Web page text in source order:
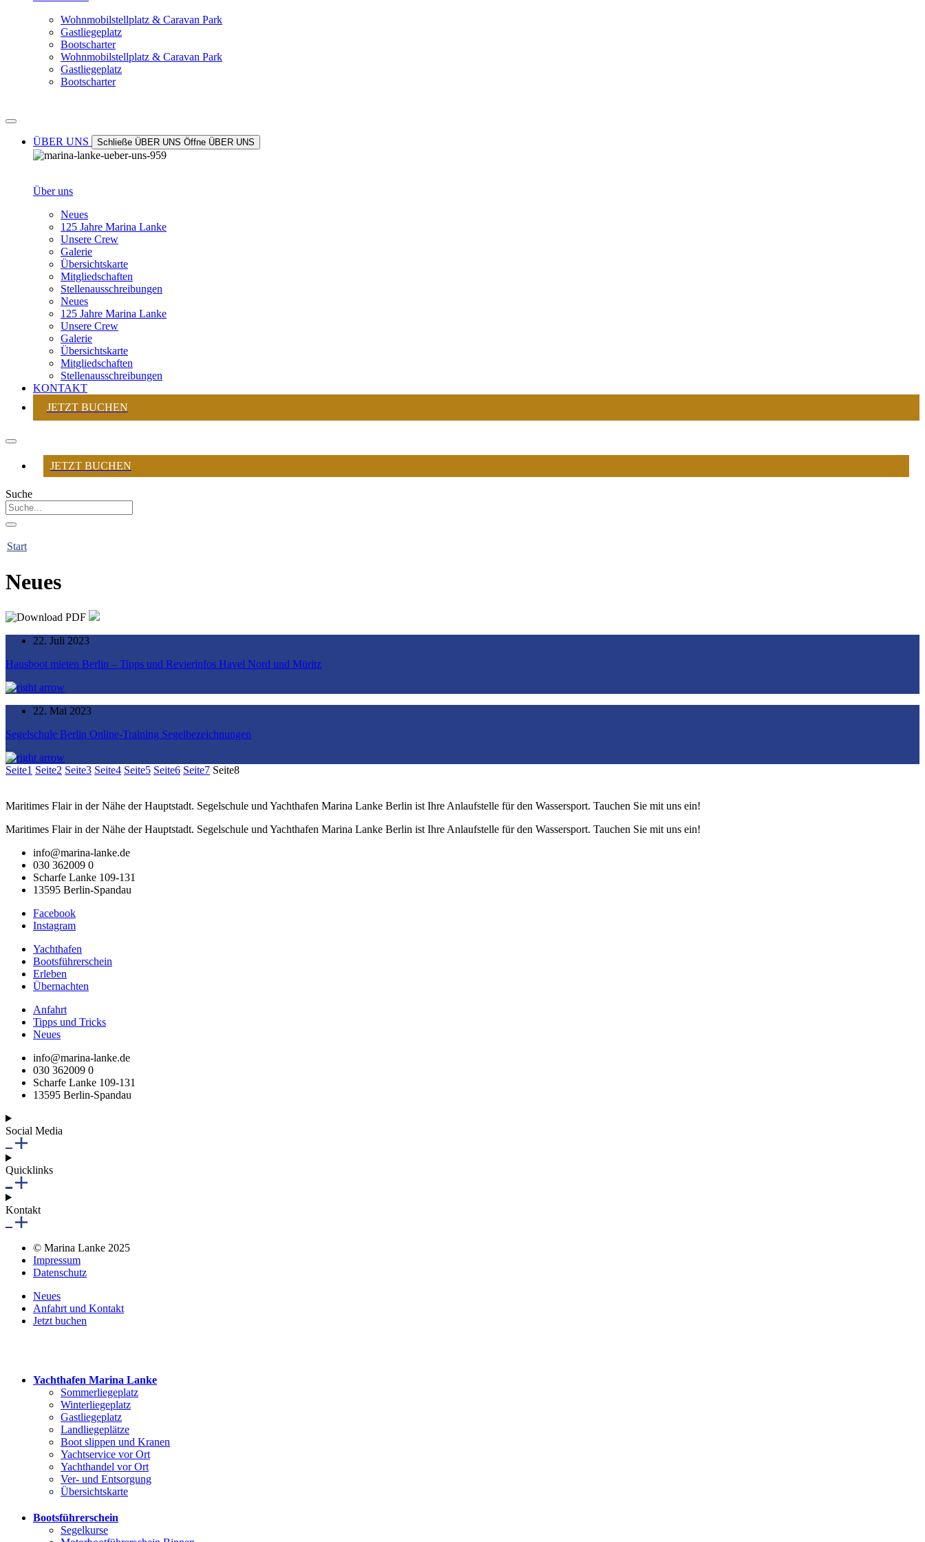
Wohnmobilstellplatz & Caravan Park
Gastliegeplatz
Bootscharter
Wohnmobilstellplatz & Caravan Park
Gastliegeplatz
Bootscharter
ÜBER UNS Schließe ÜBER UNS Öffne ÜBER UNS
Über uns
Neues
125 Jahre Marina Lanke
Unsere Crew
Galerie
Übersichtskarte
Mitgliedschaften
Stellenausschreibungen
Neues
125 Jahre Marina Lanke
Unsere Crew
Galerie
Übersichtskarte
Mitgliedschaften
Stellenausschreibungen
KONTAKT
JETZT BUCHEN
JETZT BUCHEN
Suche
Start
Neues
22. Juli 2023
Hausboot mieten Berlin – Tipps und Revierinfos Havel Nord und Müritz
22. Mai 2023
Segelschule Berlin Online-Training Segelbezeichnungen
Seite1 Seite2 Seite3 Seite4 Seite5 Seite6 Seite7 Seite8
Maritimes Flair in der Nähe der Hauptstadt. Segelschule und Yachthafen Marina Lanke Berlin ist Ihre Anlaufstelle für den Wassersport. Tauchen Sie mit uns ein!
Maritimes Flair in der Nähe der Hauptstadt. Segelschule und Yachthafen Marina Lanke Berlin ist Ihre Anlaufstelle für den Wassersport. Tauchen Sie mit uns ein!
info@marina-lanke.de
030 362009 0
Scharfe Lanke 109-131
13595 Berlin-Spandau
Facebook
Instagram
Yachthafen
Bootsführerschein
Erleben
Übernachten
Anfahrt
Tipps und Tricks
Neues
info@marina-lanke.de
030 362009 0
Scharfe Lanke 109-131
13595 Berlin-Spandau
Social Media
Quicklinks
Kontakt
© Marina Lanke 2025
Impressum
Datenschutz
Neues
Anfahrt und Kontakt
Jetzt buchen
Yachthafen Marina Lanke
Sommerliegeplatz
Winterliegeplatz
Gastliegeplatz
Landliegeplätze
Boot slippen und Kranen
Yachtservice vor Ort
Yachthandel vor Ort
Ver- und Entsorgung
Übersichtskarte
Bootsführerschein
Segelkurse